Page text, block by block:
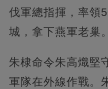
伐軍總指揮，率領
城，拿下燕軍老巢。
朱棣命令朱高熾堅
軍隊在外線作戰。